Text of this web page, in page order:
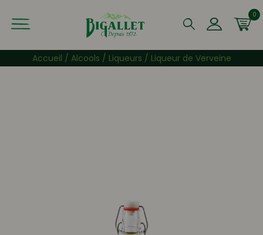
Que recherchez-vous ?
0
Accueil / Alcools / Liqueurs / Liqueur de Verveine